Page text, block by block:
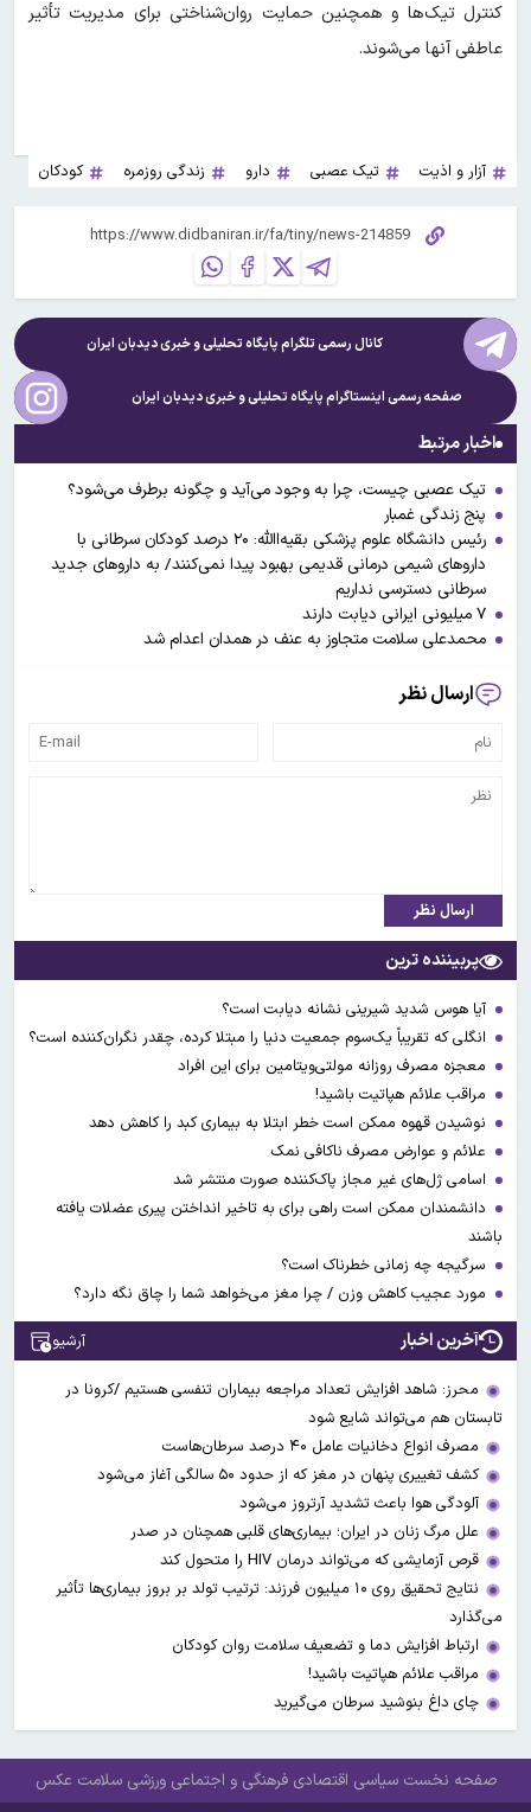
کنترل تیک‌ها و همچنین حمایت روان‌شناختی برای مدیریت تأثیر
عاطفی آنها می‌شوند.
آزار و اذیت تیک عصبی دارو زندگی روزمره کودکان
کانال رسمی تلگرام پایگاه تحلیلی و خبریدیدبان ایران
صفحه رسمی اینستاگرام پایگاه تحلیلی و خبریدیدبان ایران
اخبار مرتبط
تیک عصبی چیست، چرا به وجود می‌آید و چگونه برطرف می‌شود؟
پنج زندگی غمبار
رئیس دانشگاه علوم پزشکی بقیه‌االله: ۲۰ درصد کودکان سرطانی با
دارو‌های شیمی درمانی قدیمی بهبود پیدا نمی‌کنند/ به داروهای جدید
سرطانی دسترسی نداریم
۷ میلیونی ایرانی دیابت دارند
محمدعلی سلامت متجاوز به عنف در همدان اعدام شد
ارسال نظر
ارسال نظر
پربیننده ترین
آیا هوس شدید شیرینی نشانه دیابت است؟
انگلی که تقریباً یک‌سوم جمعیت دنیا را مبتلا کرده، چقدر نگران‌کننده است؟
معجزه مصرف روزانه مولتی‌ویتامین برای این افراد
مراقب علائم هپاتیت باشید!
نوشیدن قهوه ممکن است خطر ابتلا به بیماری کبد را کاهش دهد
علائم و عوارض مصرف ناکافی نمک
اسامی ژل‌های غیر مجاز پاک‌کننده صورت منتشر شد
دانشمندان ممکن است راهی برای به تاخیر انداختن پیری عضلات یافته
باشند
سرگیجه چه زمانی خطرناک است؟
مورد عجیب کاهش وزن / چرا مغز می‌خواهد شما را چاق نگه دارد؟
آخرین اخبار آرشیو
محرز: شاهد افزایش تعداد مراجعه بیماران تنفسی هستیم /کرونا در
تابستان هم می‌تواند شایع شود
مصرف انواع دخانیات عامل ۴۰ درصد سرطان‌هاست
کشف تغییری پنهان در مغز که از حدود ۵۰ سالگی آغاز می‌شود
آلودگی هوا باعث تشدید آرتروز می‌شود
علل مرگ زنان در ایران؛ بیماری‌های قلبی همچنان در صدر
قرص آزمایشی که می‌تواند درمان HIV را متحول کند
نتایج تحقیق روی ۱۰ میلیون فرزند: ترتیب تولد بر بروز بیماری‌ها تأثیر
می‌گذارد
ارتباط افزایش دما و تضعیف سلامت روان کودکان
مراقب علائم هپاتیت باشید!
چای داغ بنوشید سرطان می‌گیرید
صفحه نخست سیاسی اقتصادی فرهنگی و اجتماعی ورزشی سلامت عکس